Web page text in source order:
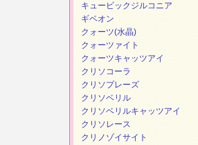
キュービックジルコニア
ギベオン
クォーツ(水晶)
クォーツァイト
クォーツキャッツアイ
クリソコーラ
クリソプレーズ
クリソベリル
クリソベリルキャッツアイ
クリソレース
クリノゾイサイト